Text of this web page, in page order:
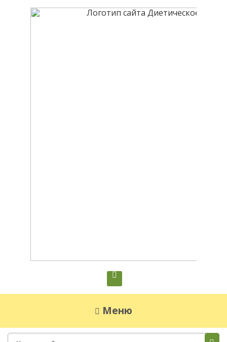
Диетическое питание
Диетическое питание — рецепты на каждый
Меню